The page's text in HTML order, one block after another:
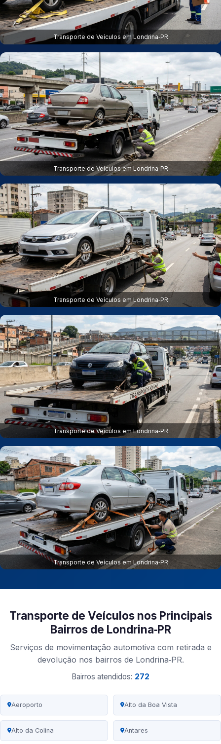
Transporte de Veículos em Londrina‑PR
Transporte de Veículos em Londrina‑PR
Transporte de Veículos em Londrina‑PR
Transporte de Veículos em Londrina‑PR
Transporte de Veículos em Londrina‑PR
Transporte de Veículos nos Principais
Bairros de Londrina‑PR
Serviços de movimentação automotiva com retirada e
devolução nos bairros de Londrina‑PR.
Bairros atendidos: 272
Aeroporto Alto da Boa Vista
Alto da Colina Antares